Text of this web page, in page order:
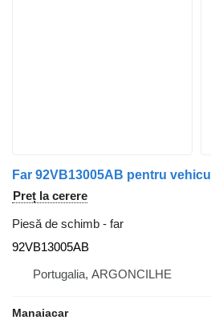
Preț la cerere
Piesă de schimb - far
92VB13005AB
Portugalia, ARGONCILHE
Manaiacar